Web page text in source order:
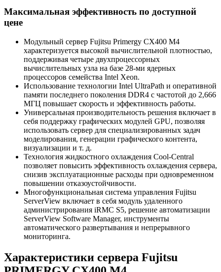
Максимальная эффективность по доступной
цене
Модульный сервер Fujitsu Primergy CX400 M4
характеризуется высокой вычислительной плотностью,
поддерживая четыре двухпроцессорных
вычислительных узла на базе 28-ми ядерных
процессоров семейства Intel Xeon.
Использование технологии Intel UltraPath и оперативной
памяти последнего поколения DDR4 с частотой до 2,666
МГЦ повышает скорость и эффективность работы.
Универсальная производительность решения включает в
себя поддержку графических модулей GPU, позволяя
использовать сервер для специализированных задач
моделирования, генерации графического контента,
визуализации и т. д.
Технология жидкостного охлаждения Cool-Central
позволяет повысить эффективность охлаждения сервера,
снизив эксплуатационные расходы при одновременном
повышении отказоустойчивости.
Многофункциональная система управления Fujitsu
ServerView включает в себя модуль удаленного
администрирования iRMC S5, решение автоматизации
ServerView Software Manager, инструменты
автоматического развертывания и непрерывного
мониторинга.
Характеристики сервера Fujitsu